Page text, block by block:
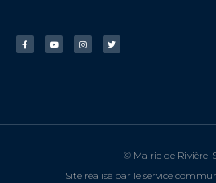
© Mairie de Rivière-
Site réalisé par le service